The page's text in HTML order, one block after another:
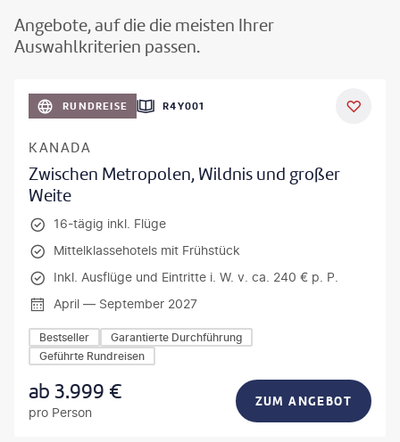
Angebote, auf die die meisten Ihrer
Auswahlkriterien passen.
RUNDREISE R4Y001
KANADA
Zwischen Metropolen, Wildnis und großer
Weite
16-tägig inkl. Flüge
Mittelklassehotels mit Frühstück
Inkl. Ausflüge und Eintritte i. W. v. ca. 240 € p. P.
April — September 2027
Bestseller
Garantierte Durchführung
Geführte Rundreisen
ab3.999 €
pro Person
ZUM ANGEBOT